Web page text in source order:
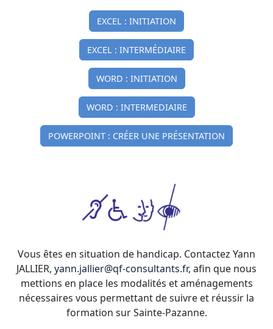
EXCEL : INITIATION
EXCEL : INTERMÉDIAIRE
WORD : INITIATION
WORD : INTERMEDIAIRE
POWERPOINT : CRÉER UNE PRÉSENTATION
Vous êtes en situation de handicap. Contactez Yann
JALLIER, yann.jallier@qf-consultants.fr, afin que nous
mettions en place les modalités et aménagements
nécessaires vous permettant de suivre et réussir la
formation sur Sainte-Pazanne.